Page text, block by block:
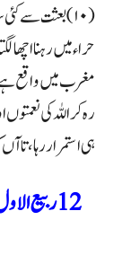
(۱۰) بعثت سے
حراء میں رہنا
مغرب میں واقع
رہ کر اللہ کی
ہی استمرار رہا، تا